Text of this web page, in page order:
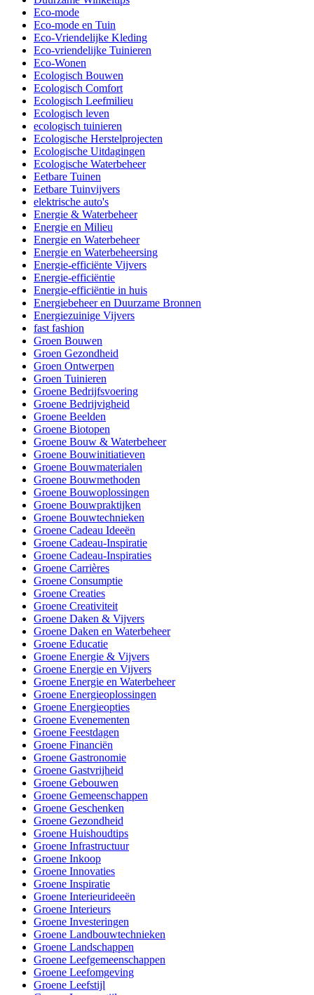
Eco-mode
Eco-mode en Tuin
Eco-Vriendelijke Kleding
Eco-vriendelijke Tuinieren
Eco-Wonen
Ecologisch Bouwen
Ecologisch Comfort
Ecologisch Leefmilieu
Ecologisch leven
ecologisch tuinieren
Ecologische Herstelprojecten
Ecologische Uitdagingen
Ecologische Waterbeheer
Eetbare Tuinen
Eetbare Tuinvijvers
elektrische auto's
Energie & Waterbeheer
Energie en Milieu
Energie en Waterbeheer
Energie en Waterbeheersing
Energie-efficiënte Vijvers
Energie-efficiëntie
Energie-efficiëntie in huis
Energiebeheer en Duurzame Bronnen
Energiezuinige Vijvers
fast fashion
Groen Bouwen
Groen Gezondheid
Groen Ontwerpen
Groen Tuinieren
Groene Bedrijfsvoering
Groene Bedrijvigheid
Groene Beelden
Groene Biotopen
Groene Bouw & Waterbeheer
Groene Bouwinitiatieven
Groene Bouwmaterialen
Groene Bouwmethoden
Groene Bouwoplossingen
Groene Bouwpraktijken
Groene Bouwtechnieken
Groene Cadeau Ideeën
Groene Cadeau-Inspiratie
Groene Cadeau-Inspiraties
Groene Carrières
Groene Consumptie
Groene Creaties
Groene Creativiteit
Groene Daken & Vijvers
Groene Daken en Waterbeheer
Groene Educatie
Groene Energie & Vijvers
Groene Energie en Vijvers
Groene Energie en Waterbeheer
Groene Energieoplossingen
Groene Energieopties
Groene Evenementen
Groene Feestdagen
Groene Financiën
Groene Gastronomie
Groene Gastvrijheid
Groene Gebouwen
Groene Gemeenschappen
Groene Geschenken
Groene Gezondheid
Groene Huishoudtips
Groene Infrastructuur
Groene Inkoop
Groene Innovaties
Groene Inspiratie
Groene Interieurideeën
Groene Interieurs
Groene Investeringen
Groene Landbouwtechnieken
Groene Landschappen
Groene Leefgemeenschappen
Groene Leefomgeving
Groene Leefstijl